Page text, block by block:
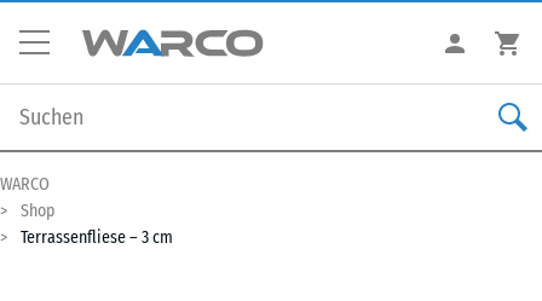
WARCO
Shop
Terrassenfliese – 3 cm